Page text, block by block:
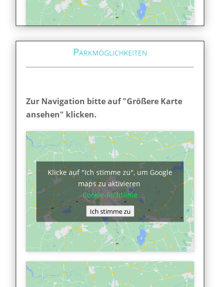
Parkmöglichkeiten
Zur Navigation bitte auf "Größere Karte
ansehen" klicken.
Klicke auf "Ich stimme zu", um Google
maps zu aktivieren
Cookie-Richtlinie
Ich stimme zu